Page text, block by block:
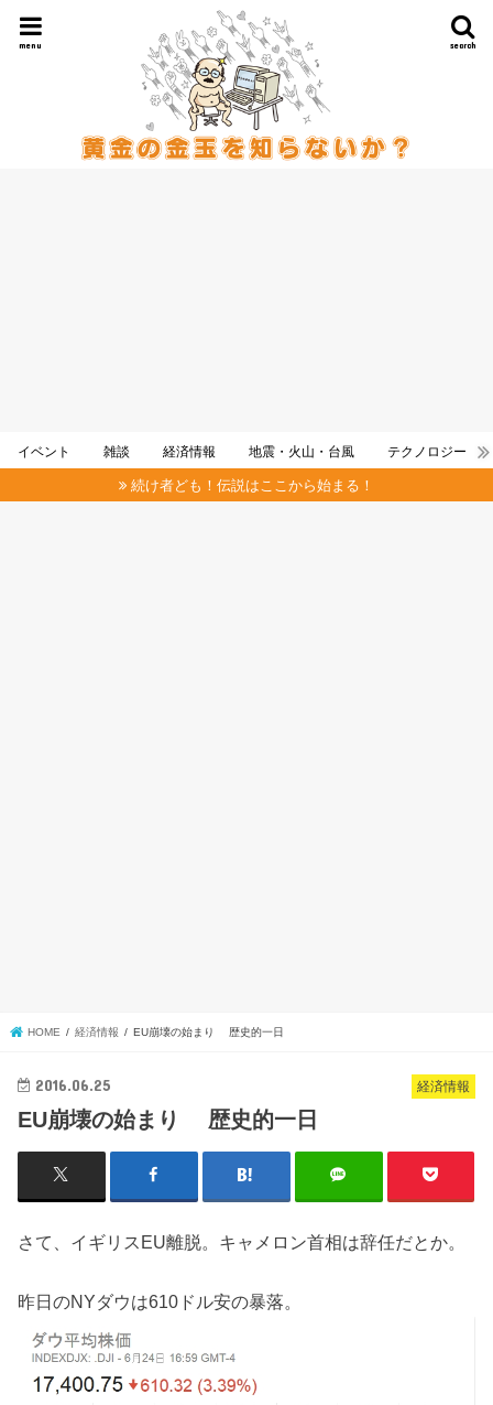
search
menu
イベント 雑談 経済情報 地震・火山・台風 テクノロジー
続け者ども！伝説はここから始まる！
HOME 経済情報 EU崩壊の始まり 歴史的一日
経済情報
2016.06.25
EU崩壊の始まり 歴史的一日
さて、イギリスEU離脱。キャメロン首相は辞任だとか。
昨日のNYダウは610ドル安の暴落。